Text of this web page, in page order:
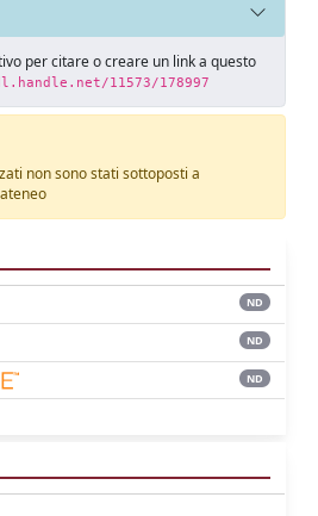
per citare o creare un link a questo
11573/178997
non sono stati sottoposti a
ND
ND
ND